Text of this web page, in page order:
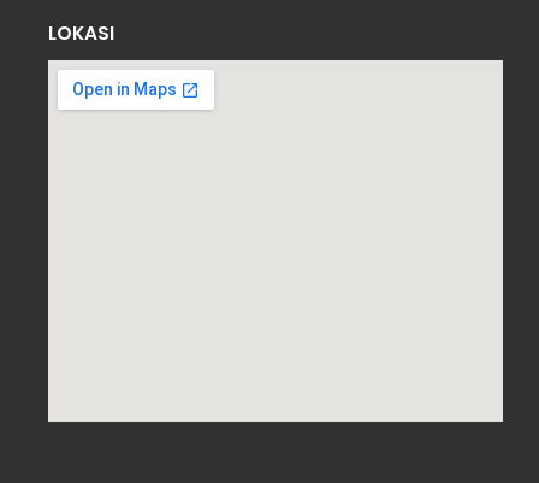
LOKASI